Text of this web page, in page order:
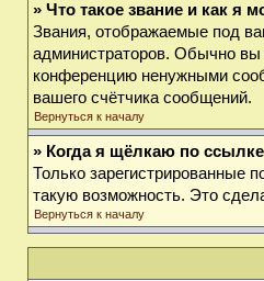
» Что такое звание и как я
Звания, отображаемые под
администраторов. Обычно вы
конференцию ненужными
вашего счётчика сообщений.
Вернуться к началу
» Когда я щёлкаю по
Только зарегистрированные
такую возможность. Это
Вернуться к началу